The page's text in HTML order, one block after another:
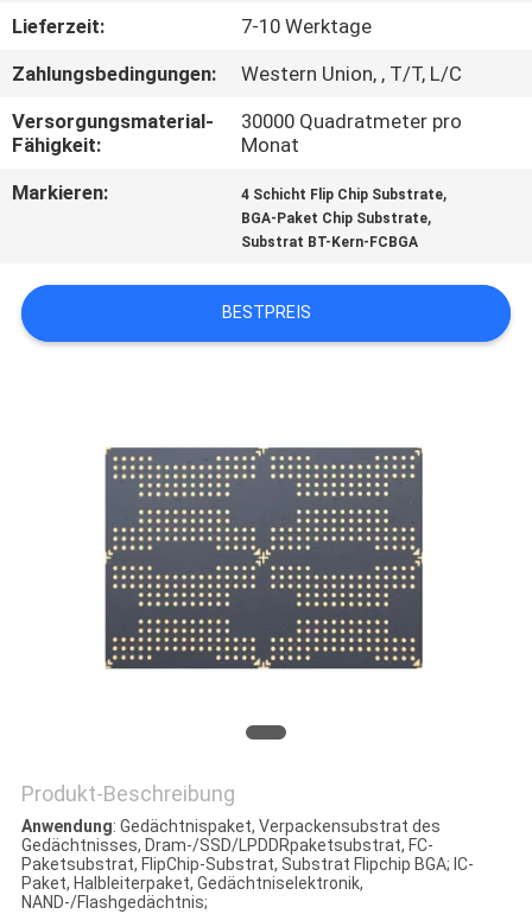
SIE
MIT
IN
VERBINDUNG
FORDERN
SITEMAP
PRIVACY
Lieferzeit:
7-10 Werktage
Zahlungsbedingungen:
Western Union, , T/T, L/C
Versorgungsmaterial-
Fähigkeit:
30000 Quadratmeter pro
Monat
Markieren:
4 Schicht Flip Chip Substrate,
BGA-Paket Chip Substrate,
Substrat BT-Kern-FCBGA
BESTPREIS
Produkt-Beschreibung
Anwendung: Gedächtnispaket, Verpackensubstrat des
Gedächtnisses, Dram-/SSD/LPDDRpaketsubstrat, FC-
Paketsubstrat, FlipChip-Substrat, Substrat Flipchip BGA; IC-
Paket, Halbleiterpaket, Gedächtniselektronik,
NAND-/Flashgedächtnis;